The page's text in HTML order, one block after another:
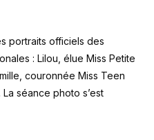
portraits officiels des
: Lilou, élue Miss Petite
couronnée Miss Teen
séance photo s’est